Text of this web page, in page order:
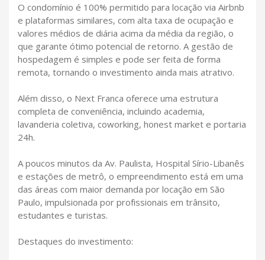
O condomínio é 100% permitido para locação via Airbnb
e plataformas similares, com alta taxa de ocupação e
valores médios de diária acima da média da região, o
que garante ótimo potencial de retorno. A gestão de
hospedagem é simples e pode ser feita de forma
remota, tornando o investimento ainda mais atrativo.
Além disso, o Next Franca oferece uma estrutura
completa de conveniência, incluindo academia,
lavanderia coletiva, coworking, honest market e portaria
24h.
A poucos minutos da Av. Paulista, Hospital Sírio-Libanês
e estações de metrô, o empreendimento está em uma
das áreas com maior demanda por locação em São
Paulo, impulsionada por profissionais em trânsito,
estudantes e turistas.
Destaques do investimento: